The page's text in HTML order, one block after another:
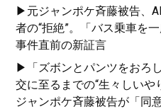
▶元ジャンポケ斉藤被告、
者の“拒絶”。「バス乗車を
事件直前の新証言
▶「ズボンとパンツをおろ
交に至るまでの“生々しいや
ジャンポケ斉藤被告が「同